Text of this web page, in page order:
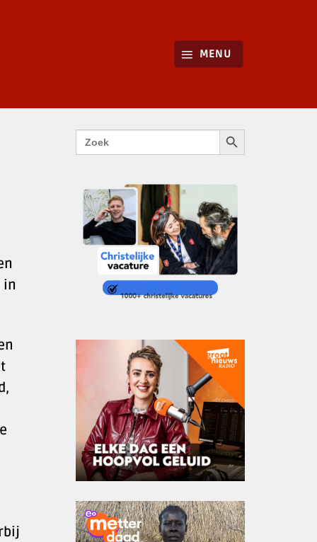
MENU
in
Zoek
naar:
ZOEKKNOP